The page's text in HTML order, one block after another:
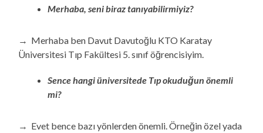
Merhaba, seni biraz tanıyabilirmiyiz?
→ Merhaba ben Davut Davutoğlu KTO Karatay
Üniversitesi Tıp Fakültesi 5. sınıf öğrencisiyim.
Sence hangi üniversitede Tıp okuduğun önemli
mi?
→ Evet bence bazı yönlerden önemli. Örneğin özel yada